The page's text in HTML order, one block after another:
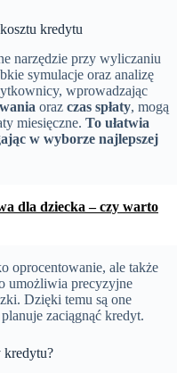
kredytu
narzędzie przy wyliczaniu
symulacje oraz analizę
wprowadzając
oraz czas spłaty, mogą
miesięczne. To ułatwia
w wyborze najlepszej
dla dziecka – czy warto
oprocentowanie, ale także
umożliwia precyzyjne
Dzięki temu są one
zaciągnąć kredyt.
kredytu?